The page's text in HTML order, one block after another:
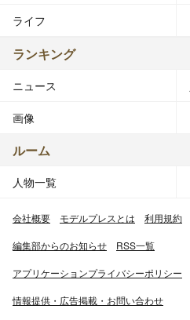
ライフ
ランキング
ニュース
画像
ルーム
人物一覧
会社概要 モデルプレスとは 利用規約
編集部からのお知らせ RSS一覧
アプリケーションプライバシーポリシー
情報提供・広告掲載・お問い合わせ